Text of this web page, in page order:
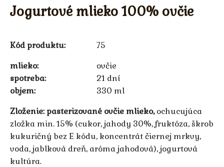
Jogurtové mlieko 100% ovčie
Kód produktu: 75
Zloženie:pasterizované ovčie mlieko,ochucujúca
zložka min. 15% (cukor, jahody 30%, fruktóza, škrob
kukuričný bez E kódu, koncentrát čiernej mrkvy,
voda, jablková dreň, aróma jahodová), jogurtová
kultúra.
mlieko
ovčie
spotreba
21 dní
objem
330 ml